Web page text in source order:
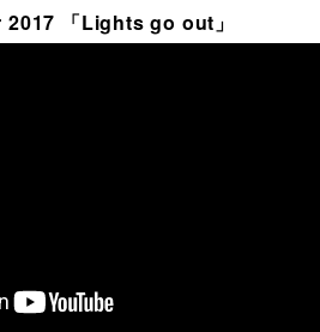
「Lights go out」